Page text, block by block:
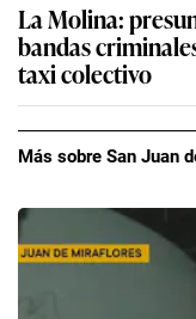
La Molina:
bandas
taxi colectivo
Más sobre San Juan